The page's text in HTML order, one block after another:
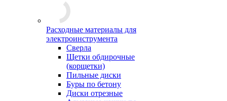
Расходные материалы для
электроинструмента
Сверла
Щетки обдирочные
(корщетки)
Пильные диски
Буры по бетону
Диски отрезные